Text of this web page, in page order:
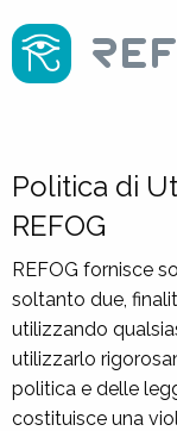
Politica di
REFOG
REFOG fornisce
soltanto due,
utilizzando
utilizzarlo
politica e delle
costituisce una